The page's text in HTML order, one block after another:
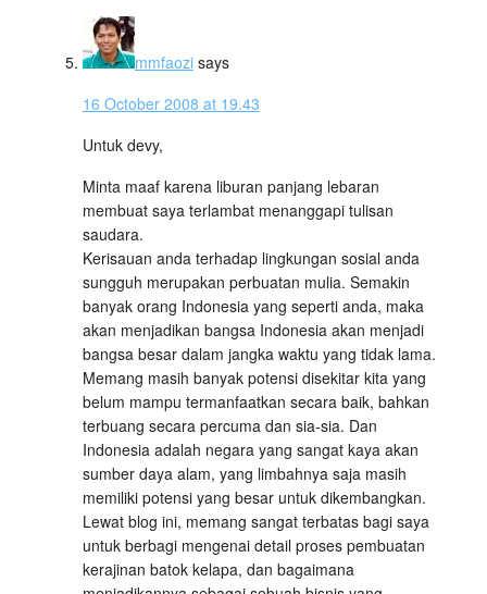
mmfaozi says
16 October 2008 at 19.43
Untuk devy,
Minta maaf karena liburan panjang lebaran
membuat saya terlambat menanggapi tulisan
saudara.
Kerisauan anda terhadap lingkungan sosial anda
sungguh merupakan perbuatan mulia. Semakin
banyak orang Indonesia yang seperti anda, maka
akan menjadikan bangsa Indonesia akan menjadi
bangsa besar dalam jangka waktu yang tidak lama.
Memang masih banyak potensi disekitar kita yang
belum mampu termanfaatkan secara baik, bahkan
terbuang secara percuma dan sia-sia. Dan
Indonesia adalah negara yang sangat kaya akan
sumber daya alam, yang limbahnya saja masih
memiliki potensi yang besar untuk dikembangkan.
Lewat blog ini, memang sangat terbatas bagi saya
untuk berbagi mengenai detail proses pembuatan
kerajinan batok kelapa, dan bagaimana